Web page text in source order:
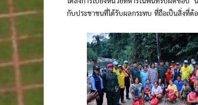
กับประชาชนที่ได้รับผลกระทบ ที่ถือเป็นสิ่งที่ต้อ